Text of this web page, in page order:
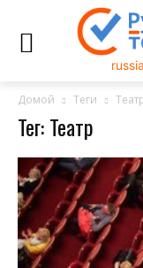
Домой Теги
Тег: Театр